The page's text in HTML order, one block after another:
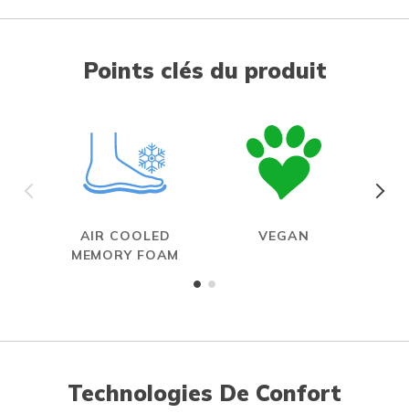
Points clés du produit
AIR COOLED
MEMORY FOAM
VEGAN
Technologies De Confort